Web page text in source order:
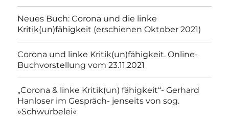
Neues Buch: Corona und die linke
Kritik(un)fähigkeit (erschienen Oktober 2021)
Corona und linke Kritik(un)fähigkeit. Online-
Buchvorstellung vom 23.11.2021
„Corona & linke Kritik(un) fähigkeit“- Gerhard
Hanloser im Gespräch- jenseits von sog.
»Schwurbelei«